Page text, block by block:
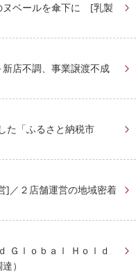
ヌベールを傘下に [乳製
店不調、事業譲渡不成
た「ふるさと納税市
／２店舗運営の地域密着
Ｇｌｏｂａｌ Ｈｏｌｄ
）